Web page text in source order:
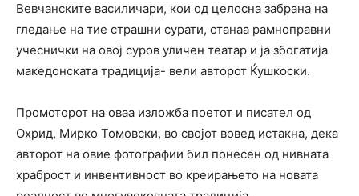
Вевчанските василичари, кои од целосна забрана на
гледање на тие страшни сурати, станаа рамноправни
учеснички на овој суров уличен театар и ја збогатија
македонската традиција- вели авторот Ќушкоски.
Промоторот на оваа изложба поетот и писател од
Охрид, Мирко Томовски, во својот вовед истакна, дека
авторот на овие фотографии бил понесен од нивната
храброст и инвентивност во креирањето на новата